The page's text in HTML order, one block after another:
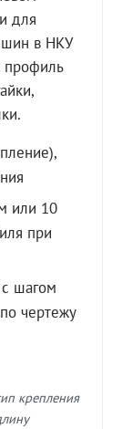
для
шин в НКУ
профиль
или 10
при
шагом
чертежу
крепления